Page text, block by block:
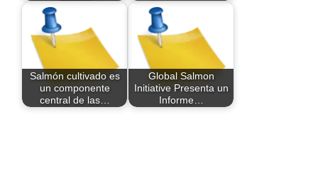
Salmón cultivado es
un componente
central de las…
Global Salmon
Initiative Presenta un
Informe…